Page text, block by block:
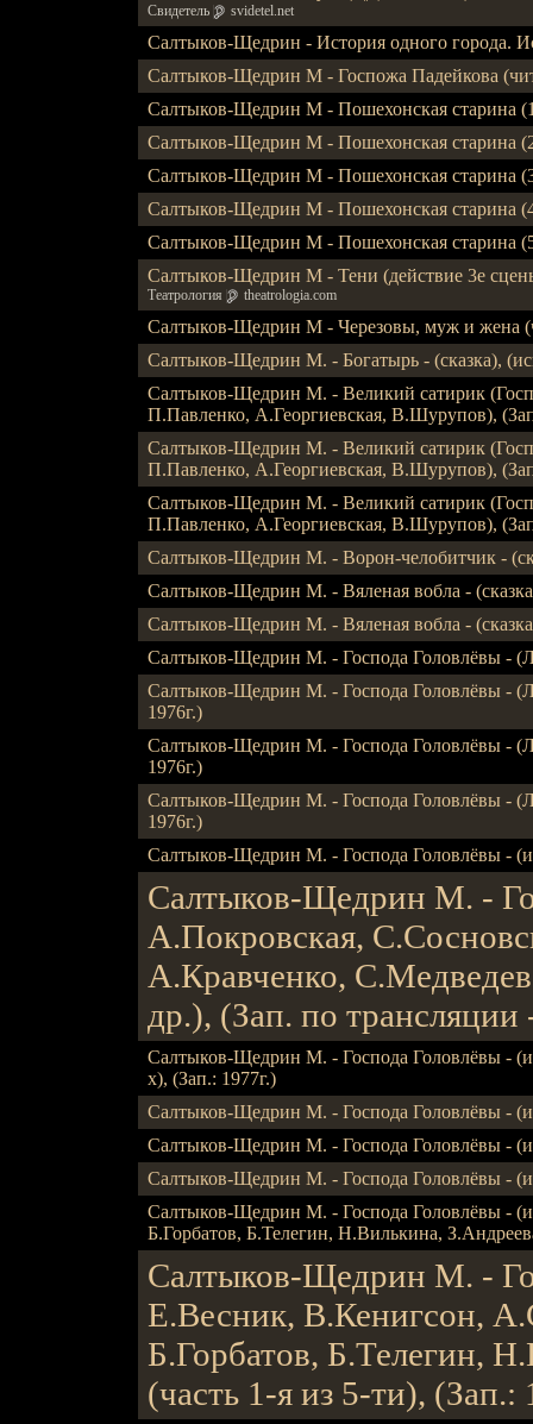
Свидетель svidetel.net
Салтыков-Щедрин - История одного города.
Салтыков-Щедрин М - Госпожа Падейкова
Салтыков-Щедрин М - Пошехонская старина
Салтыков-Щедрин М - Пошехонская старина
Салтыков-Щедрин М - Пошехонская старина
Салтыков-Щедрин М - Пошехонская старина
Салтыков-Щедрин М - Пошехонская старина
Салтыков-Щедрин М - Тени (действие 3е
Театрология theatrologia.com
Салтыков-Щедрин М - Черезовы, муж и жена
Салтыков-Щедрин М. - Богатырь - (сказка),
Салтыков-Щедрин М. - Великий сатирик
П.Павленко, А.Георгиевская, В.Шурупов),
Салтыков-Щедрин М. - Великий сатирик
П.Павленко, А.Георгиевская, В.Шурупов),
Салтыков-Щедрин М. - Великий сатирик
П.Павленко, А.Георгиевская, В.Шурупов),
Салтыков-Щедрин М. - Ворон-челобитчик -
Салтыков-Щедрин М. - Вяленая вобла -
Салтыков-Щедрин М. - Вяленая вобла -
Салтыков-Щедрин М. - Господа Головлёвы -
Салтыков-Щедрин М. - Господа Головлёвы -
1976г.)
Салтыков-Щедрин М. - Господа Головлёвы -
1976г.)
Салтыков-Щедрин М. - Господа Головлёвы -
1976г.)
Салтыков-Щедрин М. - Господа Головлёвы -
Салтыков-Щедрин М. -
А.Покровская,
А.Кравченко,
др.), (Зап. по трансляции
Салтыков-Щедрин М. - Господа Головлёвы -
х), (Зап.: 1977г.)
Салтыков-Щедрин М. - Господа Головлёвы -
Салтыков-Щедрин М. - Господа Головлёвы -
Салтыков-Щедрин М. - Господа Головлёвы -
Салтыков-Щедрин М. - Господа Головлёвы -
Б.Горбатов, Б.Телегин, Н.Вилькина,
Салтыков-Щедрин М. -
Е.Весник, В.Кенигсон,
Б.Горбатов, Б.Телегин,
(часть 1-я из 5-ти), (Зап.: